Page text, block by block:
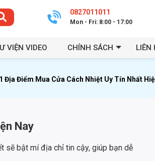
0827011011
Mon - Fri: 8:00 - 17:00
VIỆN VIDEO CHÍNH SÁCH LIÊN
Địa Điểm Mua Cửa Cách Nhiệt Uy Tín Nhất
Nay
sẽ bật mí địa chỉ tin cậy, giúp bạn dễ